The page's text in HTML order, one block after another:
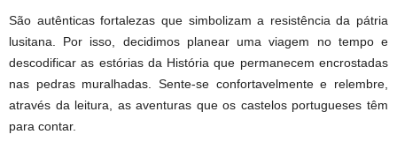
São autênticas fortalezas que simbolizam a resistência da pátria
lusitana. Por isso, decidimos planear uma viagem no tempo e
descodificar as estórias da História que permanecem encrostadas
nas pedras muralhadas. Sente-se confortavelmente e relembre,
através da leitura, as aventuras que os castelos portugueses têm
para contar.